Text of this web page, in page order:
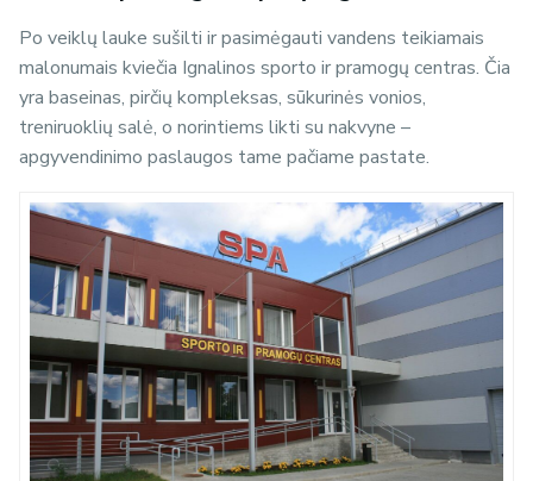
Po veiklų lauke sušilti ir pasimėgauti vandens teikiamais
malonumais kviečia Ignalinos sporto ir pramogų centras. Čia
yra baseinas, pirčių kompleksas, sūkurinės vonios,
treniruoklių salė, o norintiems likti su nakvyne –
apgyvendinimo paslaugos tame pačiame pastate.